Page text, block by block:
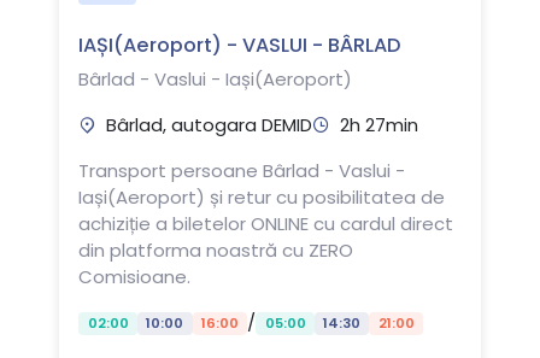
IAȘI(Aeroport) - VASLUI - BÂRLAD
Bârlad - Vaslui - Iași(Aeroport)
Bârlad, autogara DEMID
2h 27min
Transport persoane Bârlad - Vaslui -
Iași(Aeroport) și retur cu posibilitatea de
achiziție a biletelor ONLINE cu cardul direct
din platforma noastră cu ZERO
Comisioane.
02:00 10:00 16:00 / 05:00 14:30 21:00